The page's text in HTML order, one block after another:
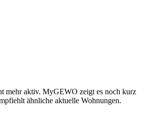
mehr aktiv. MyGEWO zeigt es noch kurz
ähnliche aktuelle Wohnungen.